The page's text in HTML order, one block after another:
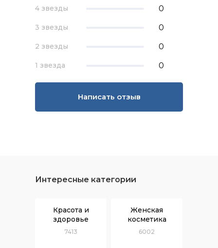
4 звезды 0
3 звезды 0
2 звезды 0
1 звезда 0
Написать отзыв
Интересные категории
Красота и
здоровье
7413
Женская
косметика
6002